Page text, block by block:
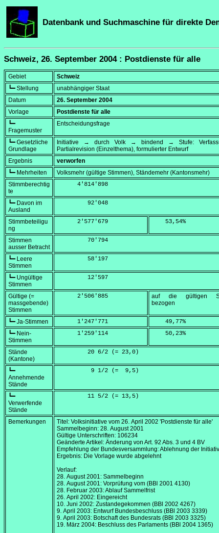
Datenbank und Suchmaschine für direkte
Schweiz, 26. September 2004 : Postdienste für alle
Gebiet
Schweiz
┗━ Stellung
unabhängiger Staat
Datum
26. September 2004
Vorlage
Postdienste für alle
┗━
Fragemuster
Entscheidungsfrage
┗━ Gesetzliche
Grundlage
Initiative → durch Volk → bindend → Stufe:
Partialrevision (Einzelthema), formulierter Entwurf
Ergebnis
verworfen
┗━ Mehrheiten
Volksmehr (gültige Stimmen), Ständemehr (Kantonsmehr)
Stimmberechtig
te
      4'814'898
┗━ Davon im
Ausland
         92'048
Stimmbeteiligu
ng
      2'577'679
    53,54
%
Stimmen
ausser Betracht
         70'794
┗━ Leere
Stimmen
         58'197
┗━ Ungültige
Stimmen
         12'597
Gültige (=
massgebende)
Stimmen
      2'506'885
auf die gültigen
bezogen
┗━ Ja-Stimmen
      1'247'771
    49,77
%
┗━ Nein-
Stimmen
      1'259'114
    50,23
%
Stände
(Kantone)
         20 6/2 (=
23,0 )
┗━
Annehmende
Stände
          9 1/2 (=
  9,5
)
┗━
Verwerfende
Stände
         11 5/2 (=
13,5 )
Bemerkungen Titel: Volksinitiative vom 26. April 2002 'Postdienste für alle'
Sammelbeginn: 28. August 2001
Gültige Unterschriften: 106234
Geänderte Artikel: Änderung von Art. 92 Abs. 3 und 4 BV
Empfehlung der Bundesversammlung: Ablehnung der
Ergebnis: Die Vorlage wurde abgelehnt
Verlauf:
28. August 2001: Sammelbeginn
28. August 2001: Vorprüfung vom (BBl 2001 4130)
28. Februar 2003: Ablauf Sammelfrist
26. April 2002: Eingereicht
10. Juni 2002: Zustandegekommen (BBl 2002 4267)
9. April 2003: Entwurf Bundesbeschluss (BBl 2003 3339)
9. April 2003: Botschaft des Bundesrats (BBl 2003 3325)
19. März 2004: Beschluss des Parlaments (BBl 2004 1365)